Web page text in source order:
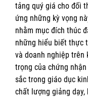
tảng quý giá cho đối
ứng những kỳ vọng
nhằm mục đích thúc
những hiểu biết thực
và doanh nghiệp trên
trọng của chứng
sắc trong giáo dục
chất lượng giảng